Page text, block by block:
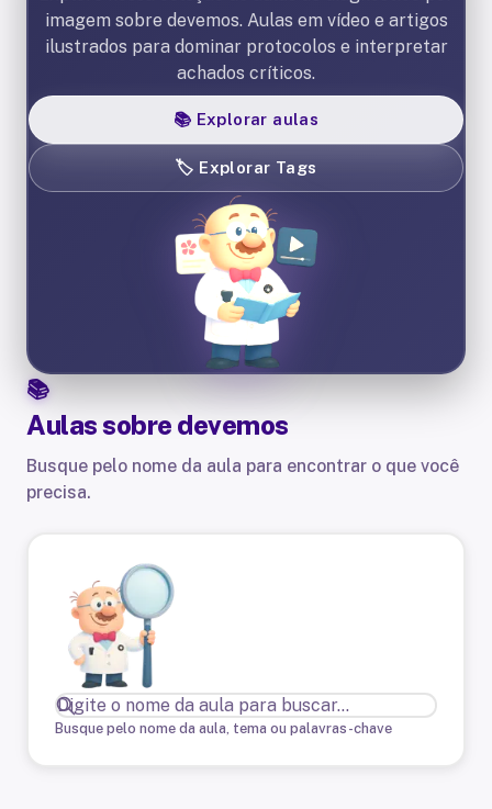
imagem sobre devemos. Aulas em vídeo e artigos
ilustrados para dominar protocolos e interpretar
achados críticos.
📚 Explorar aulas
🏷️ Explorar Tags
Aulas sobre devemos
Busque pelo nome da aula para encontrar o que você
precisa.
Busque pelo nome da aula, tema ou palavras-chave